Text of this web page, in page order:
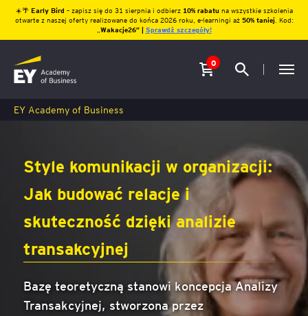
☀️🌴 Early Bird – zapisz się do 31 sierpnia i odbierz10% rabatu na wszystkie szkolenia
otwarte z naszej oferty realizowane do końca 2026 roku, e-learningi aż 50% taniej. Kod:
Wakacje26″ | Sprawdź szczegóły!
0
EY Academy of Business
Style komunikacji w organizacji:
Jak budować relacje i
skuteczność dzięki analizie
transakcyjnej
Bazę teoretyczną stanowi koncepcja Analizy
Transakcyjnej, stworzona przez